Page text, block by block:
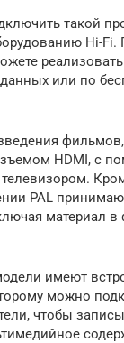
такой
Hi-
или по
HDMI, с
PAL
материал в
имеют
можно
чтобы